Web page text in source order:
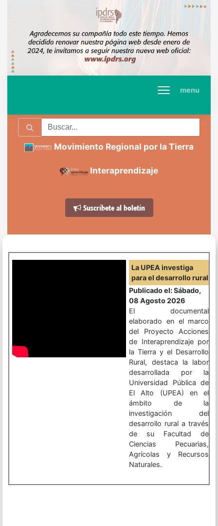
menu
Movimiento Regional por la Tierra
Interaprendizaje
Suscríbete al boletín
La UPEA investiga
para el desarrollo rural
Publicado el: Sábado,
08 Agosto 2026
El documental
elaborado en el marco
del Proyecto Acciones
de Interaprendizaje por
la Tierra y el Desarrollo
Rural, destaca la labor
desarrollada por la
Universidad Pública de
El Alto (UPEA) en el
ámbito de la
investigación del
desarrollo rural a través
de su Facultad de
Ciencias Pecuarias,
Agrícolas y Recursos
Naturales.